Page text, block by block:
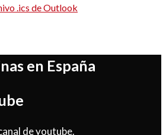
.ics de Outlook
en España
de youtube.